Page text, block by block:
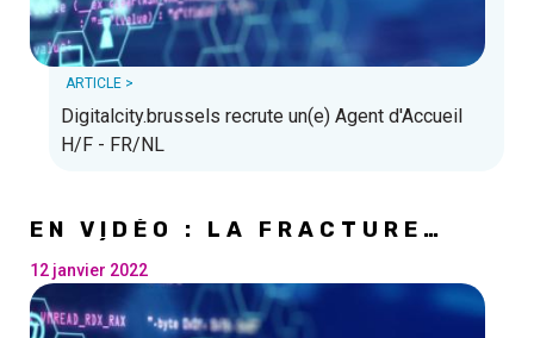
ARTICLE >
Digitalcity.brussels recrute un(e) Agent d'Accueil
H/F - FR/NL
EN VIDÉO : LA FRACTURE
12 janvier 2022